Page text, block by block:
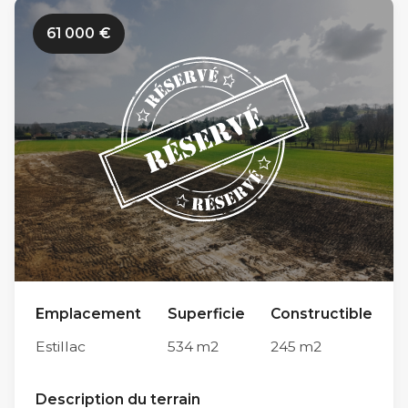
travaux de viabilisation des Jardins Romains 2
n’ont pas encore débuté. Limitrophe à la
commune du Passage et à proximité du
centre-ville d’Agen (en moins de 10 minutes en
voiture par le Pont de Pierre), sa situation
géographique est idéale sur l’agglomération
agenaise. Parmi ses autres atouts, sa proximité
immédiate avec le centre scolaire d’Estillac
(600m) et avec le collège Théophile de Viau
du Passage d’Agen (5km) en font un endroit
terrains sont conçus pour répondre à toutes
les normes de constructions actuelles. Chaque
61 000 €
Emplacement
Estillac
Superficie
534 m2
Constructible
245 m2
Description du terrain